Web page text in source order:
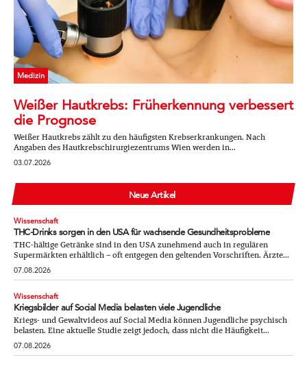
Medizin
Weißer Hautkrebs: Früherkennung verbessert
die Prognose
Weißer Hautkrebs zählt zu den häufigsten Krebserkrankungen. Nach
Angaben des Hautkrebschirurgiezentrums Wien werden in...
03.07.2026
Neue Artikel
Wissenschaft
THC-Drinks sorgen in den USA für wachsende Gesundheitsprobleme
THC-hältige Getränke sind in den USA zunehmend auch in regulären
Supermärkten erhältlich – oft entgegen den geltenden Vorschriften. Ärzte...
07.08.2026
Wissenschaft
Kriegsbilder auf Social Media belasten viele Jugendliche
Kriegs- und Gewaltvideos auf Social Media können Jugendliche psychisch
belasten. Eine aktuelle Studie zeigt jedoch, dass nicht die Häufigkeit...
07.08.2026